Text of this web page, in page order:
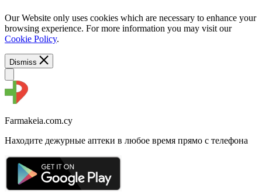
Our Website only uses cookies which are necessary to enhance your
browsing experience. For more information you may visit our
Cookie Policy.
Dismiss
Farmakeia.com.cy
Находите дежурные аптеки в любое время прямо с телефона